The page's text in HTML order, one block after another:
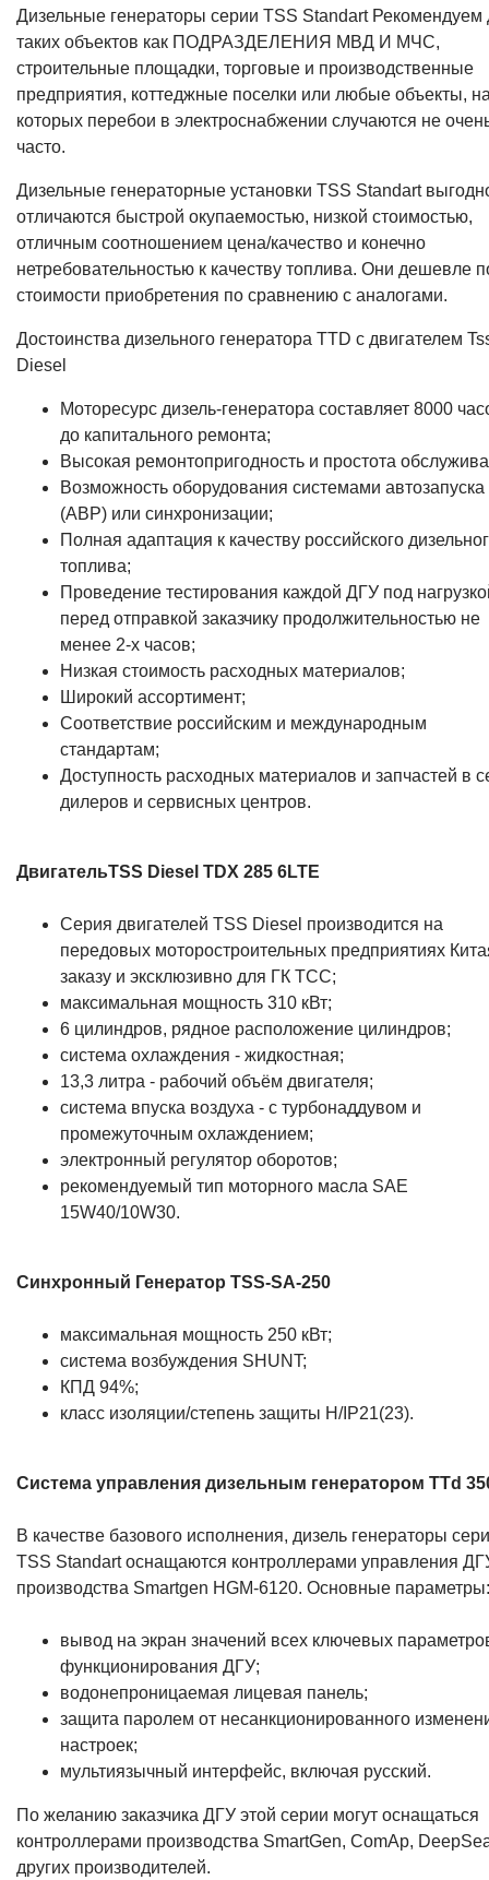
Дизельные генераторы серии TSS Standart Рекомендуем
таких объектов как ПОДРАЗДЕЛЕНИЯ МВД И МЧС,
строительные площадки, торговые и производственные
предприятия, коттеджные поселки или любые объекты,
которых перебои в электроснабжении случаются не
часто.
Дизельные генераторные установки TSS Standart
отличаются быстрой окупаемостью, низкой стоимостью,
отличным соотношением цена/качество и конечно
нетребовательностью к качеству топлива. Они дешевле
стоимости приобретения по сравнению с аналогами.
Достоинства дизельного генератора TTD с двигателем
Diesel
Моторесурс дизель-генератора составляет 8000
до капитального ремонта;
Высокая ремонтопригодность и простота
Возможность оборудования системами автозапуска
(АВР) или синхронизации;
Полная адаптация к качеству российского
топлива;
Проведение тестирования каждой ДГУ под
перед отправкой заказчику продолжительностью не
менее 2-х часов;
Низкая стоимость расходных материалов;
Широкий ассортимент;
Соответствие российским и международным
стандартам;
Доступность расходных материалов и запчастей в
дилеров и сервисных центров.
ДвигательTSS Diesel TDX 285 6LTE
Серия двигателей TSS Diesel производится на
передовых моторостроительных предприятиях
заказу и эксклюзивно для ГК ТСС;
максимальная мощность 310 кВт;
6 цилиндров, рядное расположение цилиндров;
система охлаждения - жидкостная;
13,3 литра - рабочий объём двигателя;
система впуска воздуха - с турбонаддувом и
промежуточным охлаждением;
электронный регулятор оборотов;
рекомендуемый тип моторного масла SAE
15W40/10W30.
Синхронный Генератор TSS-SA-250
максимальная мощность 250 кВт;
система возбуждения SHUNT;
КПД 94%;
класс изоляции/степень защиты H/IP21(23).
Система управления дизельным генератором TTd
В качестве базового исполнения, дизель генераторы
TSS Standart оснащаются контроллерами управления
производства Smartgen HGM-6120. Основные параметры:
вывод на экран значений всех ключевых
функционирования ДГУ;
водонепроницаемая лицевая панель;
защита паролем от несанкционированного
настроек;
мультиязычный интерфейс, включая русский.
По желанию заказчика ДГУ этой серии могут оснащаться
контроллерами производства SmartGen, ComAp,
других производителей.